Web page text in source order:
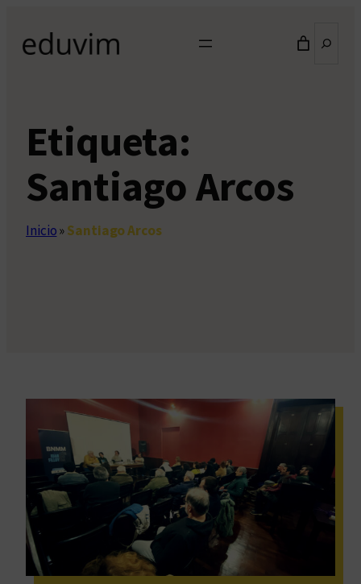
contenido
Etiqueta:
Santiago Arcos
Inicio»Santiago Arcos